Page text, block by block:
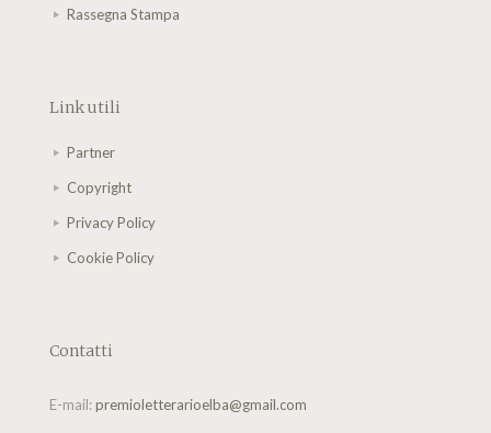
Rassegna Stampa
Link utili
Partner
Copyright
Privacy Policy
Cookie Policy
Contatti
E-mail:premioletterarioelba@gmail.com